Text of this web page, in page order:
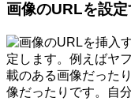
画像のURLを設定
定します。例えばヤ
載のある画像だった
像だったりです。自